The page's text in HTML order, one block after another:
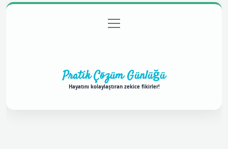
Gizlilik Politikası
menüyü
aç
Pratik Çözüm Günlüğü
Hayatını kolaylaştıran zekice fikirler!